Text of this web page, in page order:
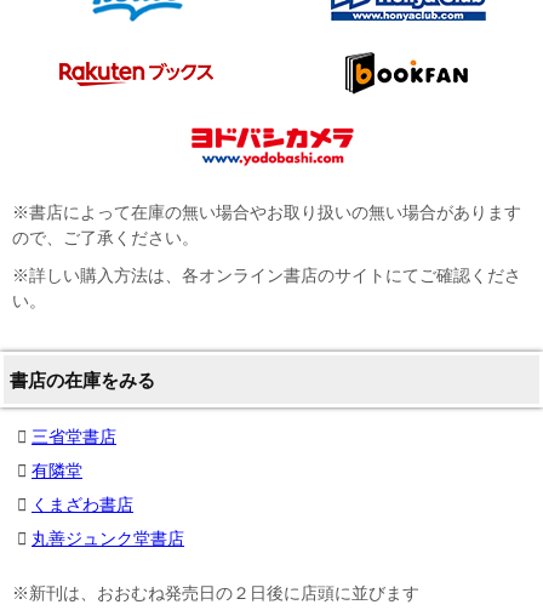
※書店によって在庫の無い場合やお取り扱いの無い場合があります
ので、ご了承ください。
※詳しい購入方法は、各オンライン書店のサイトにてご確認くださ
い。
書店の在庫をみる
三省堂書店
有隣堂
くまざわ書店
丸善ジュンク堂書店
※新刊は、おおむね発売日の２日後に店頭に並びます